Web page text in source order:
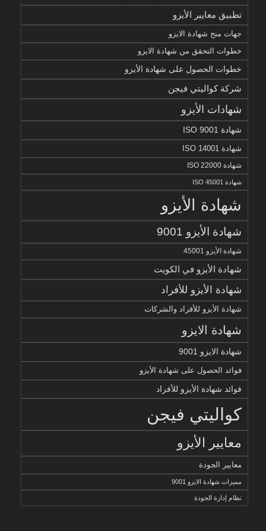
تطبيق معايير الأيزو
جهات منح شهادة الايزو
خطوات التحقق من شهادة الايزو
خطوات الحصول على شهادة الأيزو
شركة كواليتي فيجن
شهادات الأيزو
شهادة ISO 9001
شهادة ISO 14001
شهادة ISO 22000
شهادة ISO 45001
شهادة الأيزو
شهادة الأيزو 9001
شهادة الأيزو 45001
شهادة الأيزو في الكويت
شهادة الأيزو للأفراد
شهادة الأيزو للأفراد والشركات
شهادة الايزو
شهادة الايزو 9001
فوائد الحصول على شهادة الأيزو
فوائد شهادة الأيزو للأفراد
كواليتي فيجن
معايير الأيزو
معايير الجودة
مميزات شهادة الايزو 9001
نظام إدارة الجودة